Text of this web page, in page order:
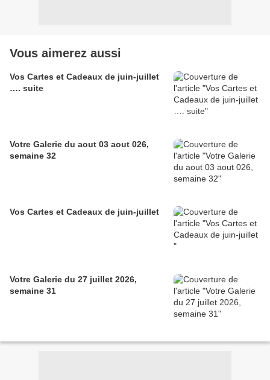
Vous aimerez aussi
Vos Cartes et Cadeaux de juin-juillet
…. suite
Votre Galerie du aout 03 aout 026,
semaine 32
Vos Cartes et Cadeaux de juin-juillet
Votre Galerie du 27 juillet 2026,
semaine 31